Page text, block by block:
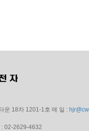
운 18차 1201-1호 메 일 : hjr@cw
: 02-2629-4632